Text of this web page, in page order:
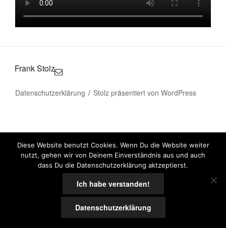
Frank Stolz
Datenschutzerklärung Stolz präsentiert von WordPress
Diese Website benutzt Cookies. Wenn Du die Website weiter
nutzt, gehen wir von Deinem Einverständnis aus und auch
dass Du die Datenschutzerklärung aktzeptierst.
Ich habe verstanden!
Datenschutzerklärung